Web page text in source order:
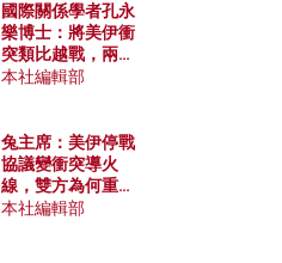
國際關係學者孔永
樂博士：將美伊衝
突類比越戰，兩者
有何異同？中國崛
本社編輯部
兔主席：美伊停戰
協議變衝突導火
線，雙方為何重啟
戰爭？伊朗一早洞
本社編輯部